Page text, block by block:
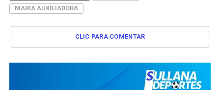
MARIA AUXILIADORA
CLIC PARA COMENTAR